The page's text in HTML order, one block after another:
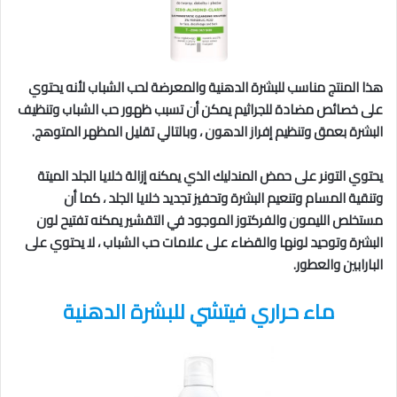
هذا المنتج مناسب للبشرة الدهنية والمعرضة لحب الشباب لأنه يحتوي
على خصائص مضادة للجراثيم يمكن أن تسبب ظهور حب الشباب وتنظيف
البشرة بعمق وتنظيم إفراز الدهون ، وبالتالي تقليل المظهر المتوهج.
يحتوي التونر على حمض المندليك الذي يمكنه إزالة خلايا الجلد الميتة
وتنقية المسام وتنعيم البشرة وتحفيز تجديد خلايا الجلد ، كما أن
مستخلص الليمون والفركتوز الموجود في التقشير يمكنه تفتيح لون
البشرة وتوحيد لونها والقضاء على علامات حب الشباب ، لا يحتوي على
البارابين والعطور.
ماء حراري فيتشي للبشرة الدهنية